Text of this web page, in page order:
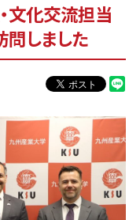
文化交流担当
しました